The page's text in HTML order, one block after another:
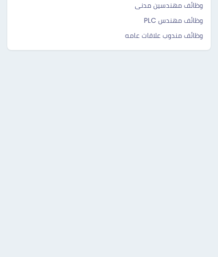
وظائف مهندسين مدنى
وظائف مهندس PLC
وظائف مندوب علاقات عامه